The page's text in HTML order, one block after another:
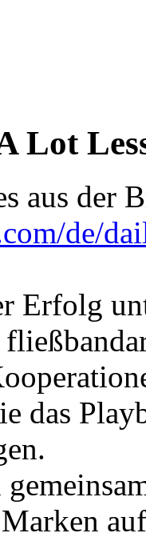
Lot
aus der
de/
Erfolg
das